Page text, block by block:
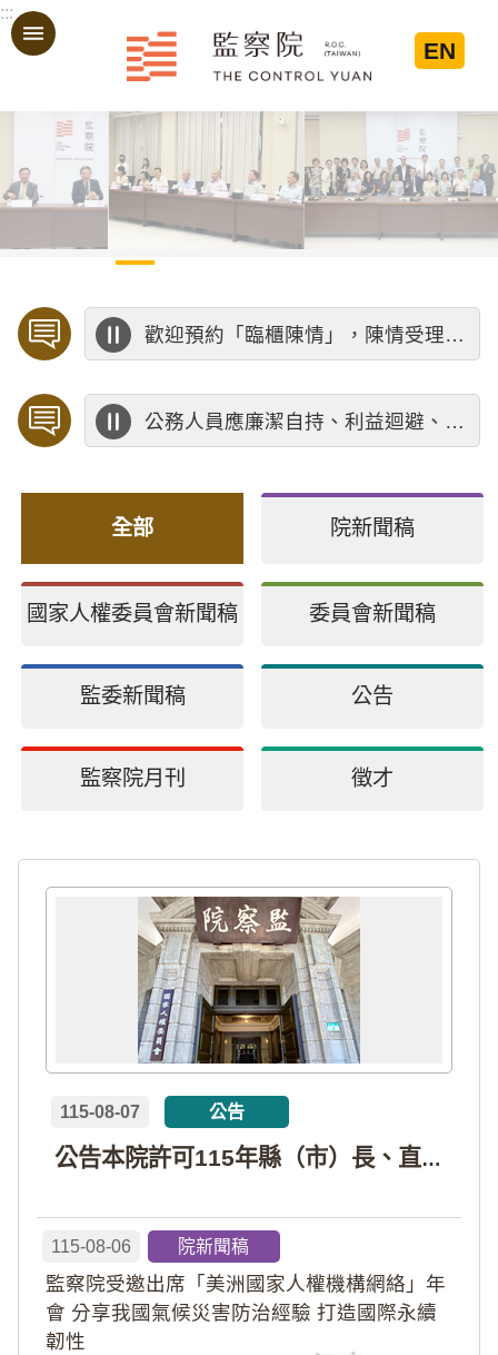
跳到主要內容區塊
:::
EN
歡迎預約「臨櫃陳情」，陳情受理中心將優先排定人員與您接談，釐清案情爭點後收案處理，以節省您的寶貴時間。
公務人員應廉潔自持、利益迴避、依法公正執行公務～考試院公務人員保障暨培訓委員會～
全部 院新聞稿
國家人權委員會新聞稿 委員會新聞稿
監委新聞稿 公告
監察院月刊 徵才
公告本院許可115年縣（市）長、直轄市議員、縣（市）議員擬參選人開立政治獻金專戶共計4戶。各專戶得收受政治獻金期間為自專戶許可設立日起至115年11月27日止，專戶名冊詳如附件。
115-08-07 公告
115-08-06 院新聞稿
監察院受邀出席「美洲國家人權機構網絡」年
會 分享我國氣候災害防治經驗 打造國際永續
韌性